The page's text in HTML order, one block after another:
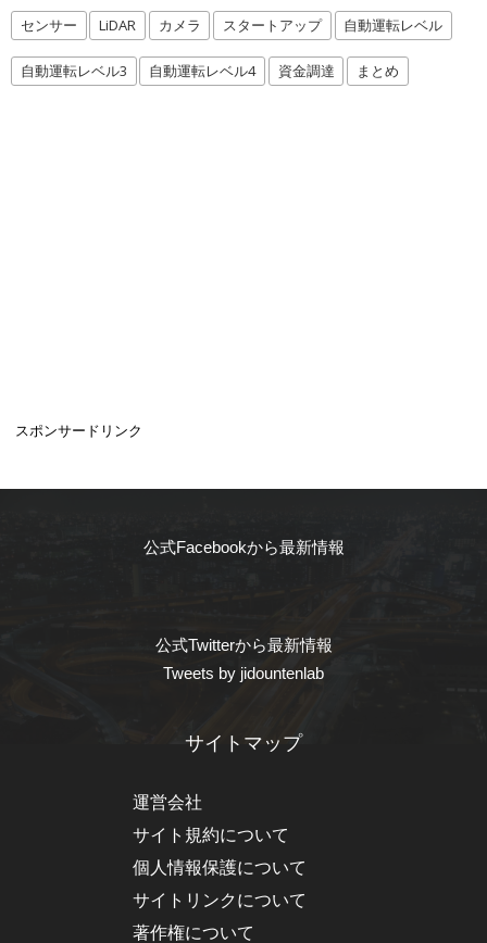
センサー LiDAR カメラ スタートアップ 自動運転レベル
自動運転レベル3 自動運転レベル4 資金調達 まとめ
スポンサードリンク
公式Facebookから最新情報
公式Twitterから最新情報
Tweets by jidountenlab
サイトマップ
運営会社
サイト規約について
個人情報保護について
サイトリンクについて
著作権について